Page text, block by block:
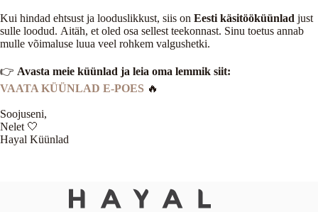
Kui hindad ehtsust ja looduslikkust, siis on Eesti käsitööküünlad just
sulle loodud. Aitäh, et oled osa sellest teekonnast. Sinu toetus annab
mulle võimaluse luua veel rohkem valgushetki.
👉 Avasta meie küünlad ja leia oma lemmik siit:
VAATA KÜÜNLAD E-POES 🔥
Soojuseni,
Nelet 🤍
Hayal Küünlad